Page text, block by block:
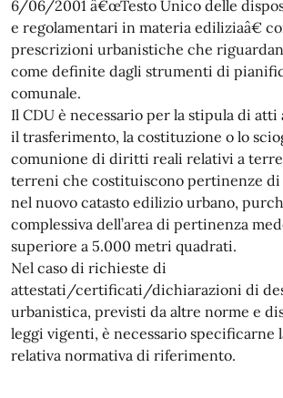
6/06/2001 â€œTesto Unico delle
e regolamentari in materia ediliziaâ€
prescrizioni urbanistiche che
come definite dagli strumenti di
comunale.
Il CDU è necessario per la stipula di atti
il trasferimento, la costituzione o lo
comunione di diritti reali relativi a
terreni che costituiscono pertinenze
nel nuovo catasto edilizio urbano,
complessiva dell’area di pertinenza
superiore a 5.000 metri quadrati.
Nel caso di richieste di
attestati/certificati/dichiarazioni di
urbanistica, previsti da altre norme e
leggi vigenti, è necessario specificarne
relativa normativa di riferimento.